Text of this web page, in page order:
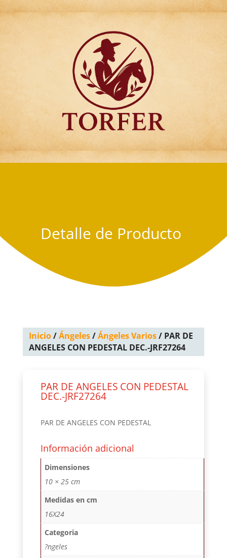
Articulos para
Regalo Torfer.
Detalle de Producto
Inicio/Ángeles/Ángeles Varios/ PAR DE
ANGELES CON PEDESTAL DEC.-JRF27264
PAR DE ANGELES CON PEDESTAL
DEC.-JRF27264
PAR DE ANGELES CON PEDESTAL
Información adicional
Dimensiones
10 × 25 cm
Medidas en cm
16X24
Categoria
?ngeles